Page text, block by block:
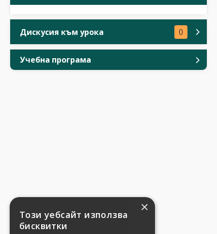
Дискусия към урока 0
Учебна програма
×
Този уебсайт използва
бисквитки